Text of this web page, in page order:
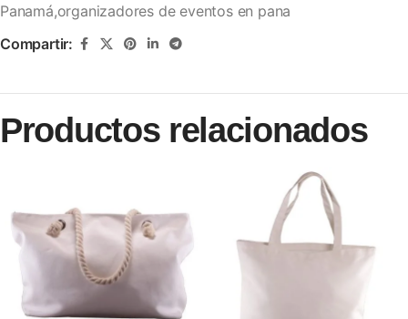
Panamá,organizadores de eventos en pana
Compartir:
Productos relacionados